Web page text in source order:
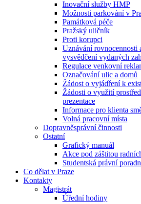
Inovační služby HMP
Možnosti parkování v
Památková péče
Pražský uličník
Proti korupci
Uznávání rovnocennosti
vysvědčení vydaných
Regulace venkovní
Označování ulic a domů
Žádost o vyjádření k
Žádosti o využití
prezentace
Informace pro klienta
Volná pracovní místa
Dopravněsprávní činnosti
Ostatní
Grafický manuál
Akce pod záštitou
Studentská právní
Co dělat v Praze
Kontakty
Magistrát
Úřední hodiny